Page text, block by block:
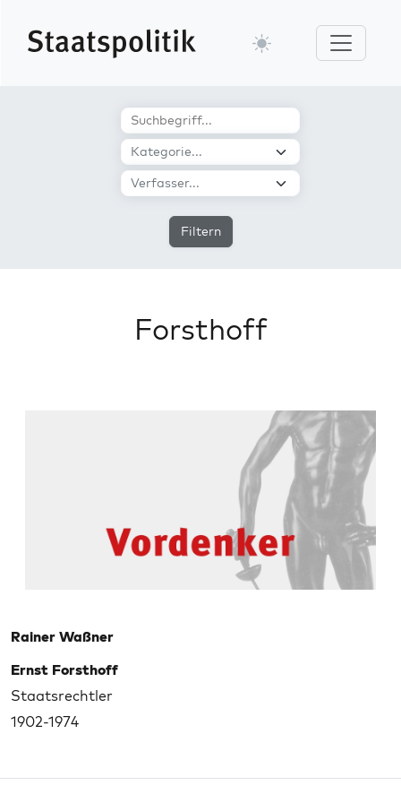
Filtern
Forsthoff
Rainer Waßner
Ernst Forsthoff
Staatsrechtler
1902-1974